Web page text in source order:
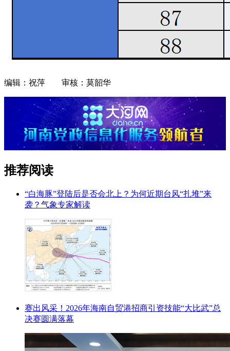
编辑：祝萍 审核：莫韶华
推荐阅读
“白海豚”登陆后是否会北上？为何近期台风“扎堆”来
袭？气象专家解读
赛出风采！2026年海南自贸港招商引资技能“大比武”总
决赛圆满落幕